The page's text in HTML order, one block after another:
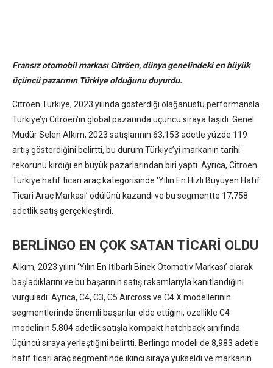
Fransız otomobil markası Citröen, dünya genelindeki en büyük
üçüncü pazarının Türkiye olduğunu duyurdu.
Citroen Türkiye, 2023 yılında gösterdiği olağanüstü performansla
Türkiye’yi Citroen’in global pazarında üçüncü sıraya taşıdı. Genel
Müdür Selen Alkım, 2023 satışlarının 63,153 adetle yüzde 119
artış gösterdiğini belirtti, bu durum Türkiye’yi markanın tarihi
rekorunu kırdığı en büyük pazarlarından biri yaptı. Ayrıca, Citroen
Türkiye hafif ticari araç kategorisinde ‘Yılın En Hızlı Büyüyen Hafif
Ticari Araç Markası’ ödülünü kazandı ve bu segmentte 17,758
adetlik satış gerçekleştirdi.
BERLİNGO EN ÇOK SATAN TİCARİ OLDU
Alkım, 2023 yılını ‘Yılın En İtibarlı Binek Otomotiv Markası’ olarak
başladıklarını ve bu başarının satış rakamlarıyla kanıtlandığını
vurguladı. Ayrıca, C4, C3, C5 Aircross ve C4 X modellerinin
segmentlerinde önemli başarılar elde ettiğini, özellikle C4
modelinin 5,804 adetlik satışla kompakt hatchback sınıfında
üçüncü sıraya yerleştiğini belirtti. Berlingo modeli de 8,983 adetle
hafif ticari araç segmentinde ikinci sıraya yükseldi ve markanın